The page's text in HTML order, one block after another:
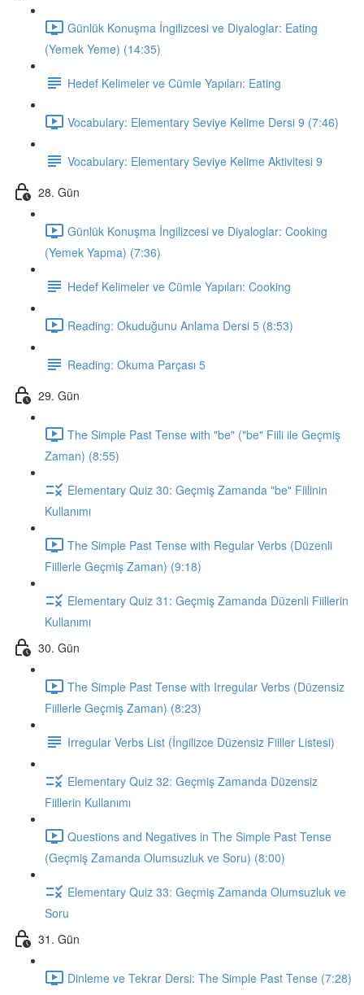
Günlük Konuşma İngilizcesi ve Diyaloglar: Eating
(Yemek Yeme) (14:35)
Hedef Kelimeler ve Cümle Yapıları: Eating
Vocabulary: Elementary Seviye Kelime Dersi 9 (7:46)
Vocabulary: Elementary Seviye Kelime Aktivitesi 9
28. Gün
Günlük Konuşma İngilizcesi ve Diyaloglar: Cooking
(Yemek Yapma) (7:36)
Hedef Kelimeler ve Cümle Yapıları: Cooking
Reading: Okuduğunu Anlama Dersi 5 (8:53)
Reading: Okuma Parçası 5
29. Gün
The Simple Past Tense with "be" ("be" Fiili ile Geçmiş
Zaman) (8:55)
Elementary Quiz 30: Geçmiş Zamanda "be" Fiilinin
Kullanımı
The Simple Past Tense with Regular Verbs (Düzenli
Fiillerle Geçmiş Zaman) (9:18)
Elementary Quiz 31: Geçmiş Zamanda Düzenli Fiillerin
Kullanımı
30. Gün
The Simple Past Tense with Irregular Verbs (Düzensiz
Fiillerle Geçmiş Zaman) (8:23)
Irregular Verbs List (İngilizce Düzensiz Fiiller Listesi)
Elementary Quiz 32: Geçmiş Zamanda Düzensiz
Fiillerin Kullanımı
Questions and Negatives in The Simple Past Tense
(Geçmiş Zamanda Olumsuzluk ve Soru) (8:00)
Elementary Quiz 33: Geçmiş Zamanda Olumsuzluk ve
Soru
31. Gün
Dinleme ve Tekrar Dersi: The Simple Past Tense (7:28)